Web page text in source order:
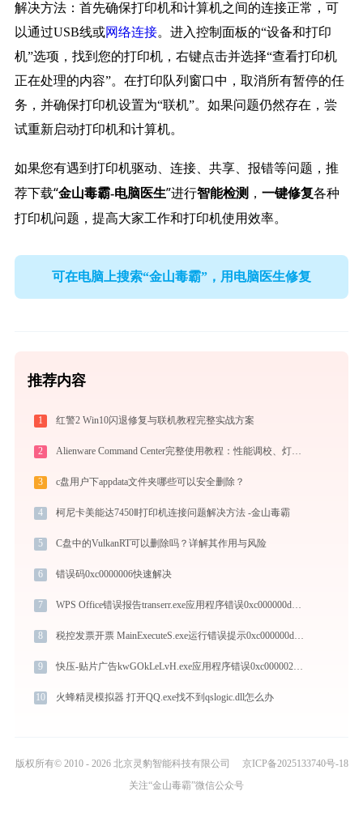
解决方法：首先确保打印机和计算机之间的连接正常，可
以通过USB线或网络连接。进入控制面板的“设备和打印
机”选项，找到您的打印机，右键点击并选择“查看打印机
正在处理的内容”。在打印队列窗口中，取消所有暂停的任
务，并确保打印机设置为“联机”。如果问题仍然存在，尝
试重新启动打印机和计算机。
如果您有遇到打印机驱动、连接、共享、报错等问题，推
荐下载“金山毒霸-电脑医生”进行智能检测， 一键修复各种
打印机问题，提高大家工作和打印机使用效率。
可在电脑上搜索“金山毒霸”，用电脑医生修复
推荐内容
1 红警2 Win10闪退修复与联机教程完整实战方案
2 Alienware Command Center完整使用教程：性能调校、灯效定制与游戏配置实战
3 c盘用户下appdata文件夹哪些可以安全删除？
4 柯尼卡美能达7450Ⅱ打印机连接问题解决方法 -金山毒霸
5 C盘中的VulkanRT可以删除吗？详解其作用与风险
6 错误码0xc0000006快速解决
7 WPS Office错误报告transerr.exe应用程序错误0xc000000d解决方法
8 税控发票开票 MainExecuteS.exe运行错误提示0xc000000d的解决办法
9 快压-贴片广告kwGOkLeLvH.exe应用程序错误0xc0000022解决方法
10 火蜂精灵模拟器 打开QQ.exe找不到qslogic.dll怎么办
版权所有© 2010 - 2026 北京灵豹智能科技有限公司
京ICP备2025133740号-18
关注“金山毒霸”微信公众号